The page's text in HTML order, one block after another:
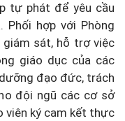
tự phát để yêu cầu
Phối hợp với Phòng
sát, hỗ trợ việc
giáo dục của các
đạo đức, trách
đội ngũ các cơ sở
viên ký cam kết thực